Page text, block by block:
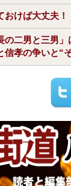
おけば大丈夫
の二男と三男
孝の争いと“